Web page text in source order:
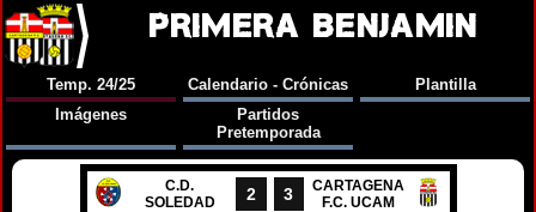
PRIMERA BENJAMIN
Temp. 24/25 Calendario - Crónicas
Plantilla
Imágenes
Partidos
Pretemporada
C.D.
SOLEDAD
2 3
CARTAGENA
F.C. UCAM